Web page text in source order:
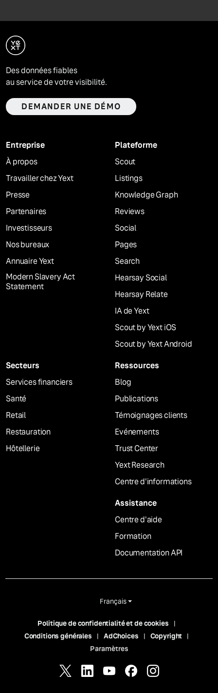
Des données fiables
au service de votre visibilité.
DEMANDER UNE DÉMO
Entreprise
À propos
Travailler chez Yext
Presse
Partenaires
Investisseurs
Nos bureaux
Annuaire Yext
Modern Slavery Act
Statement
Plateforme
Scout
Listings
Knowledge Graph
Reviews
Social
Pages
Search
Hearsay Social
Hearsay Relate
IA de Yext
Scout by Yext iOS
Scout by Yext Android
Secteurs
Services financiers
Santé
Retail
Restauration
Hôtellerie
Ressources
Blog
Publications
Témoignages clients
Evénements
Trust Center
Yext Research
Centre d'informations
Assistance
Centre d'aide
Formation
Documentation API
Français
Politique de confidentialité et de cookies
Conditions générales
AdChoices
Copyright
Paramètres